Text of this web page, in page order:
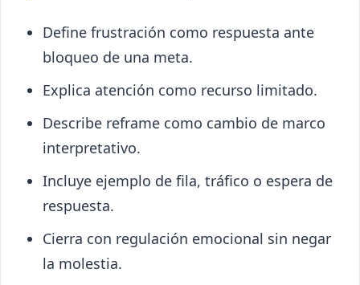
Define frustración como respuesta ante
bloqueo de una meta.
Explica atención como recurso limitado.
Describe reframe como cambio de marco
interpretativo.
Incluye ejemplo de fila, tráfico o espera de
respuesta.
Cierra con regulación emocional sin negar
la molestia.